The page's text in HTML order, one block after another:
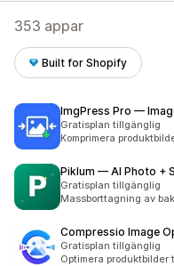
353 appar
Built for Shopify
ImgPress Pro —
Gratisplan tillgänglig
Komprimera
Piklum — AI Photo +
Gratisplan tillgänglig
Massborttagning av
Compressio Image
Gratisplan tillgänglig
Optimera produktbilder